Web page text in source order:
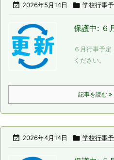
 2026年5月14日  学校行事
保護中: ６
６月行事予
ください。
記事を読む
 2026年4月14日  学校行事